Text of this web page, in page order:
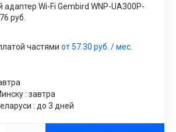
адаптер Wi-Fi Gembird WNP-UA300P-
руб.
частями от57.30 руб. / мес.
: завтра
: до 3 дней